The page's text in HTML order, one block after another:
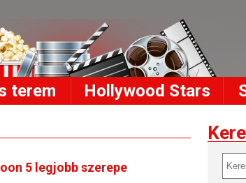
terem Hollywood Stars
5 legjobb szerepe